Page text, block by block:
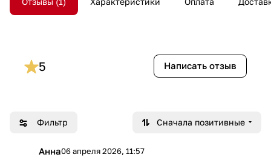
Фильтр Сначала позитивные
Анна06 апреля 2026, 11:57
5 Написать отзыв